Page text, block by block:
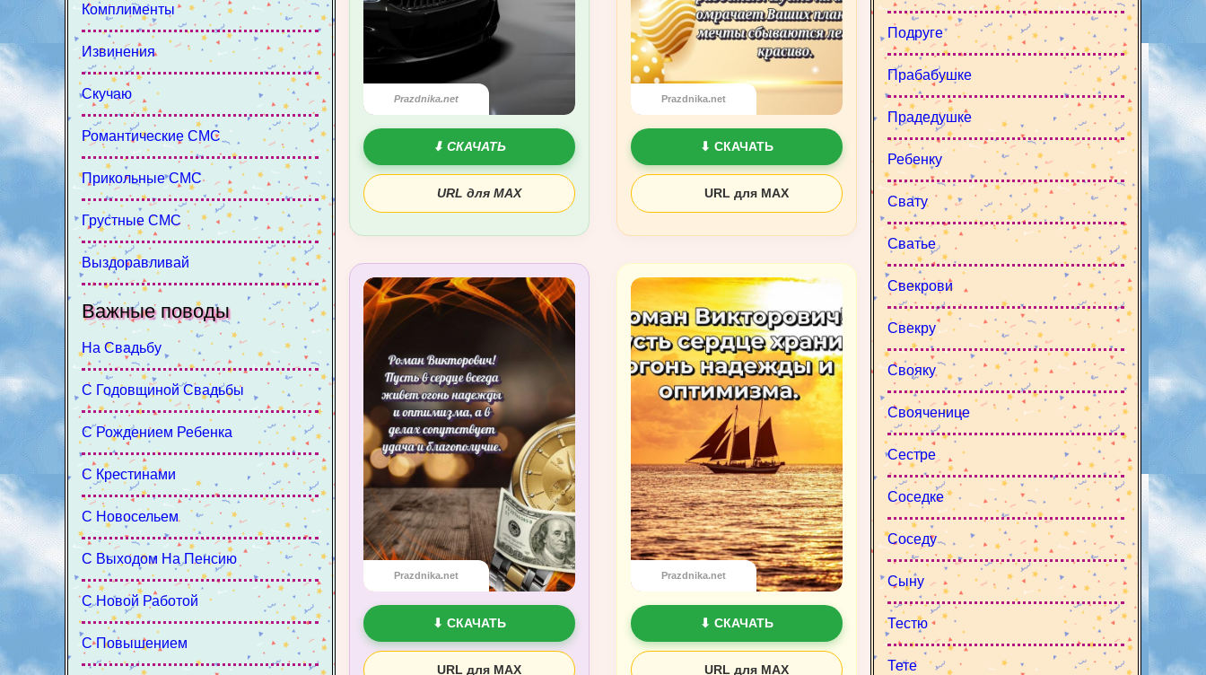
Prazdnika.net
⬇ СКАЧАТЬ
URL для MAX
Prazdnika.net
⬇ СКАЧАТЬ
URL для MAX
Prazdnika.net
⬇ СКАЧАТЬ
URL для MAX
Prazdnika.net
⬇ СКАЧАТЬ
URL для MAX
Подруге
Прабабушке
Прадедушке
Ребенку
Свату
Сватье
Свекрови
Свекру
Свояку
Свояченице
Сестре
Соседке
Соседу
Сыну
Тестю
Тете
Комплименты
Извинения
Скучаю
Романтические СМС
Прикольные СМС
Грустные СМС
Выздоравливай
Важные поводы
На Свадьбу
С Годовщиной Свадьбы
С Рождением Ребенка
С Крестинами
С Новосельем
С Выходом На Пенсию
С Новой Работой
С Повышением